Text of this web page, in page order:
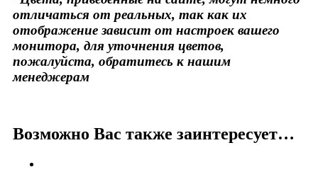
отличаться от реальных, так как их
отображение зависит от настроек вашего
монитора, для уточнения цветов,
пожалуйста, обратитесь к нашим
менеджерам
Возможно Вас также заинтересует…